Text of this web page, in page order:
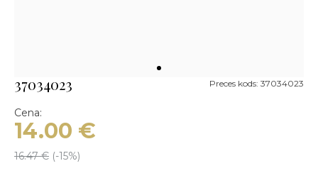
37034023 Preces kods: 37034023
Cena:
14.00 €
16.47€ (-15%)